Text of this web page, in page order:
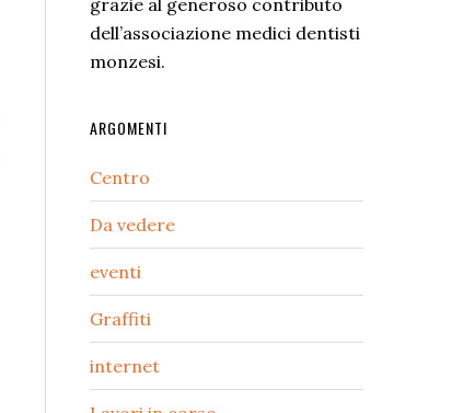
grazie al generoso contributo
dell’associazione medici dentisti
monzesi.
ARGOMENTI
Centro
Da vedere
eventi
Graffiti
internet